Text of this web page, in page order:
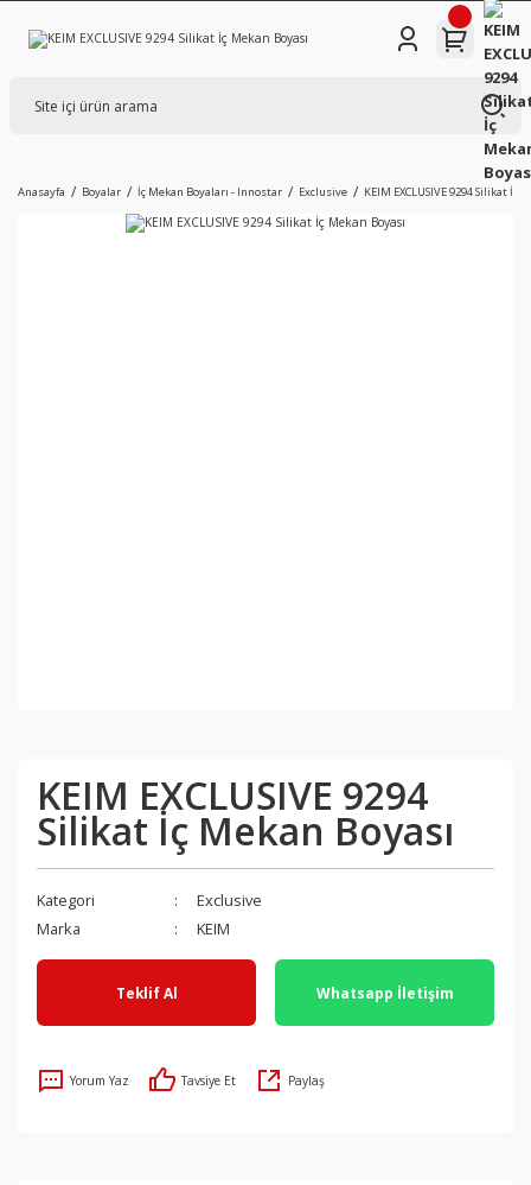
Anasayfa Boyalar İç Mekan Boyaları - Innostar Exclusive KEIM EXCLUSIVE 9294 Silikat İç
KEIM EXCLUSIVE 9294
Silikat İç Mekan Boyası
Kategori
Exclusive
Marka
KEIM
Teklif Al Whatsapp İletişim
Yorum Yaz Tavsiye Et Paylaş